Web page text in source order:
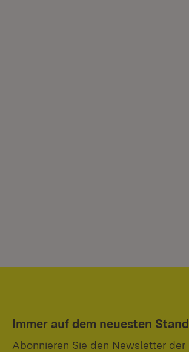
Immer auf dem neuesten Stand
Abonnieren Sie den Newsletter der